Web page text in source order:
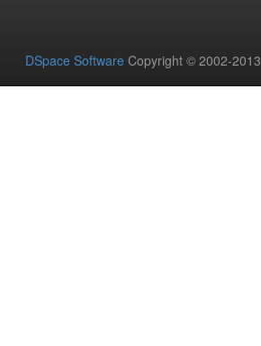
DSpace Software Copyright © 2002-2013